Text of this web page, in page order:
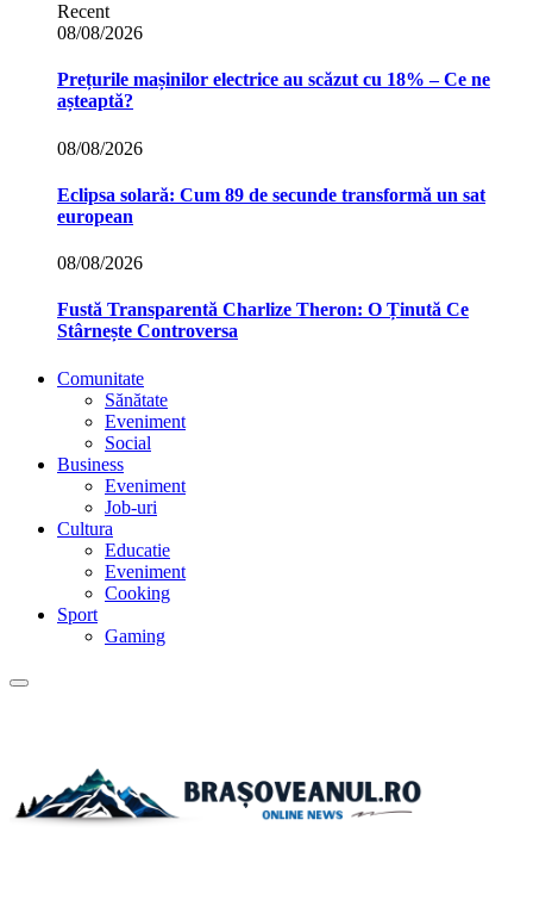
Recent
08/08/2026
Prețurile mașinilor electrice au scăzut cu 18% – Ce ne
așteaptă?
08/08/2026
Eclipsa solară: Cum 89 de secunde transformă un sat
european
08/08/2026
Fustă Transparentă Charlize Theron: O Ținută Ce
Stârnește Controversa
Comunitate
Sănătate
Eveniment
Social
Business
Eveniment
Job-uri
Cultura
Educatie
Eveniment
Cooking
Sport
Gaming